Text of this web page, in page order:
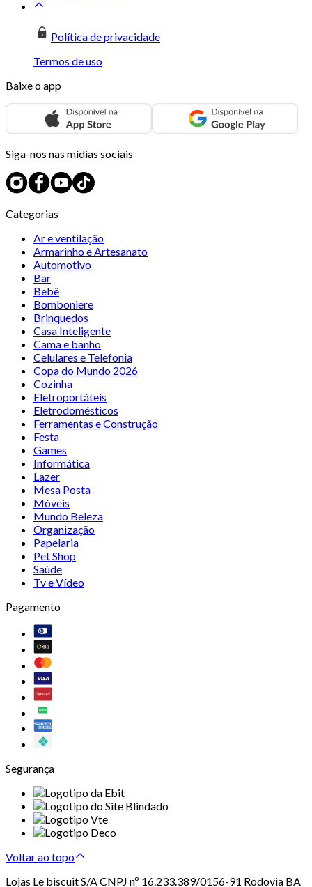
Política de privacidade
Termos de uso
Baixe o app
Siga-nos nas mídias sociais
Categorias
Ar e ventilação
Armarinho e Artesanato
Automotivo
Bar
Bebê
Bomboniere
Brinquedos
Casa Inteligente
Cama e banho
Celulares e Telefonia
Copa do Mundo 2026
Cozinha
Eletroportáteis
Eletrodomésticos
Ferramentas e Construção
Festa
Games
Informática
Lazer
Mesa Posta
Móveis
Mundo Beleza
Organização
Papelaria
Pet Shop
Saúde
Tv e Vídeo
Pagamento
Segurança
Voltar ao topo
Lojas Le biscuit S/A CNPJ nº 16.233.389/0156-91 Rodovia BA